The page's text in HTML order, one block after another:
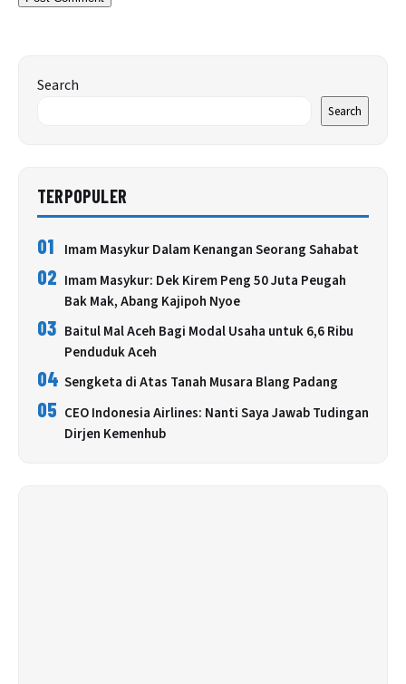
Search
Search
TERPOPULER
01 Imam Masykur Dalam Kenangan Seorang Sahabat
02 Imam Masykur: Dek Kirem Peng 50 Juta Peugah
Bak Mak, Abang Kajipoh Nyoe
03 Baitul Mal Aceh Bagi Modal Usaha untuk 6,6 Ribu
Penduduk Aceh
04 Sengketa di Atas Tanah Musara Blang Padang
05 CEO Indonesia Airlines: Nanti Saya Jawab Tudingan
Dirjen Kemenhub